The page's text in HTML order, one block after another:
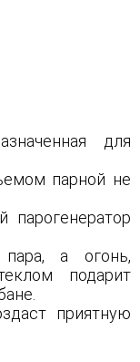
для
парной не
парогенератор
а огонь,
подарит
приятную